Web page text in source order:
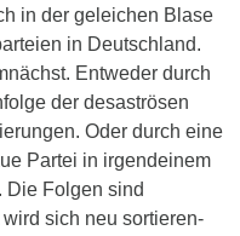
in der geleichen Blase
in Deutschland.
Entweder durch
der desaströsen
Oder durch eine
Partei in irgendeinem
Die Folgen sind
sich neu sortieren-